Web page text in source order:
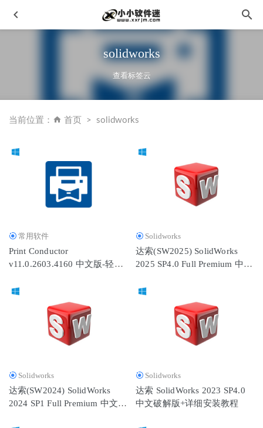
solidworks
查看标签云
当前位置： 首页 solidworks
常用软件
Print Conductor
v11.0.2603.4160 中文版-轻松
Solidworks
达索(SW2025) SolidWorks
2025 SP4.0 Full Premium 中文
Solidworks
达索(SW2024) SolidWorks
2024 SP1 Full Premium 中文破
Solidworks
达索 SolidWorks 2023 SP4.0
中文破解版+详细安装教程
02-19
DATAKIT CrossManager 2024.1中文破解版-CAD文件转换器
2024-01-11
犀牛Rhino3.0中文破解版下载地址和安装教程 2020-02-25
处理软件
CyberLink Promeo Premium 7.0.2219.0 高级中文版-社交媒体
视频设计制作工具
2023-10-26